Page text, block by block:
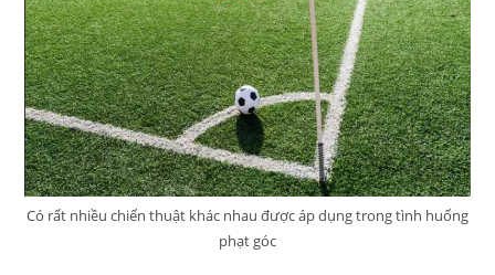
Có rất nhiều chiến thuật khác nhau được áp dụng trong tình huống
phạt góc